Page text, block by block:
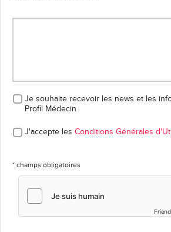
Je souhaite recevoir les news et les
Profil Médecin
J'accepte les Conditions Générales
* champs obligatoires